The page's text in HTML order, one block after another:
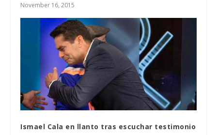
November 16, 2015
Ismael Cala en llanto tras escuchar testimonio